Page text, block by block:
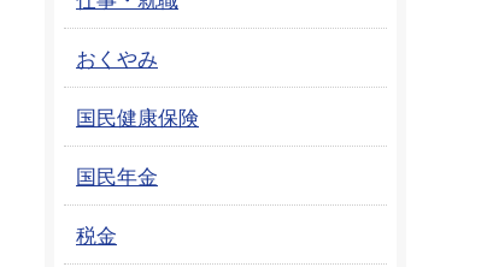
おくやみ
国民健康保険
国民年金
税金